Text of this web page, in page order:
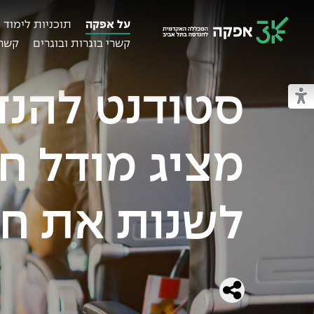
מעבר למצב נגיש
על אפקה תוכניות לימוד
קשרי בוגרות ובוגרים
סטודנט
מציג מודל
לשנות את